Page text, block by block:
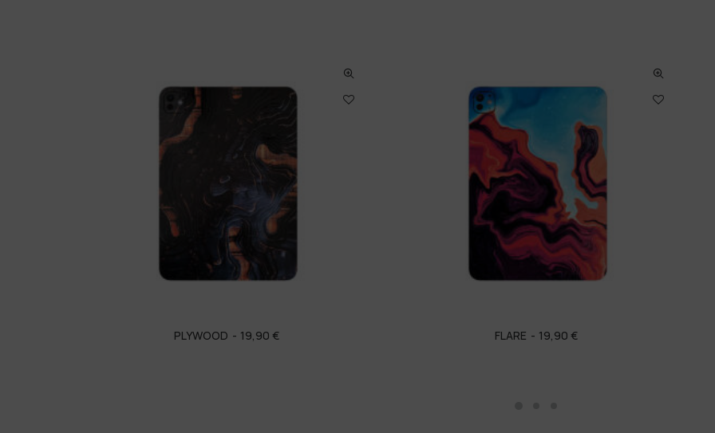
PLYWOOD 19,90 € FLARE 19,90 €